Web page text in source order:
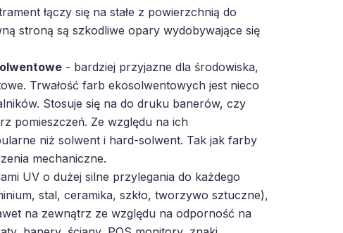
łączy się na stałe z powierzchnią do
stroną są szkodliwe opary wydobywające się
- bardziej przyjazne dla środowiska,
Trwałość farb ekosolwentowych jest nieco
Stosuje się na do druku banerów, czy
pomieszczeń. Ze względu na ich
niż solwent i hard-solwent. Tak jak farby
mechaniczne.
UV o dużej silne przylegania do każdego
stal, ceramika, szkło, tworzywo sztuczne),
na zewnątrz ze względu na odporność na